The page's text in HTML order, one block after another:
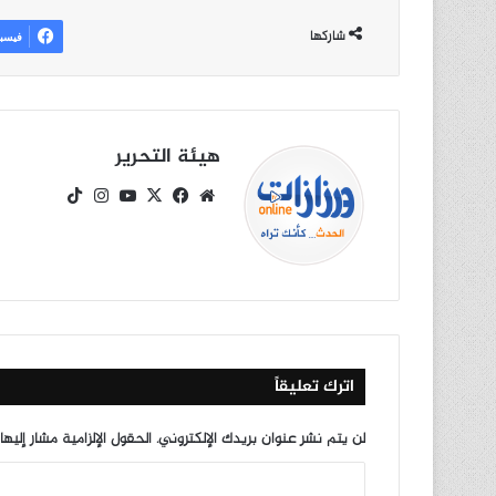
شاركها
هيئة التحرير
موق في X يوتي انس
اترك تعليقاً
لن يتم نشر عنوان بريدك الإلكتروني.الحقول الإلزامية مشار